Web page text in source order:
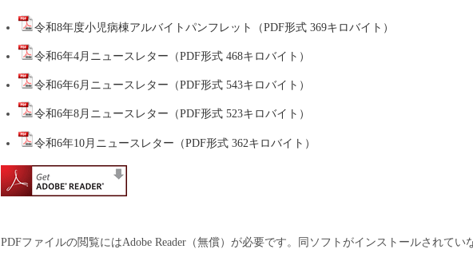
令和8年度小児病棟アルバイトパンフレット（PDF形式 369キロバイト）
令和6年4月ニュースレター（PDF形式 468キロバイト）
令和6年6月ニュースレター（PDF形式 543キロバイト）
令和6年8月ニュースレター（PDF形式 523キロバイト）
令和6年10月ニュースレター（PDF形式 362キロバイト）
PDFファイルの閲覧にはAdobe Reader（無償）が必要です。同ソフトがインストールされてい